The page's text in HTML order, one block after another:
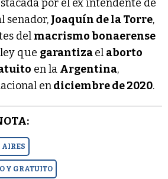
por el ex intendente de
senador, Joaquín de la Torre,
del macrismo bonaerense
que garantizael aborto
en la Argentina,
endiciembre de 2020.
AIRES
Y GRATUITO